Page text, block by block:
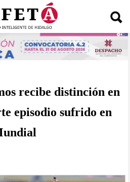
recibe distinción en
episodio sufrido en